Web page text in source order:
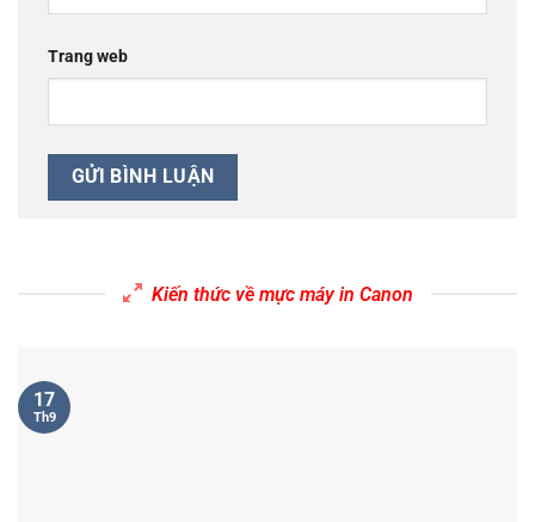
Trang web
Kiến thức về mực máy in Canon
17
Th9